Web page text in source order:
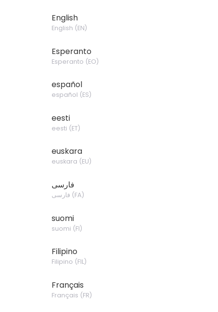
English
English (EN)
Esperanto
Esperanto (EO)
español
español (ES)
eesti
eesti (ET)
euskara
euskara (EU)
فارسی
فارسی (FA)
suomi
suomi (FI)
Filipino
Filipino (FIL)
Français
Français (FR)